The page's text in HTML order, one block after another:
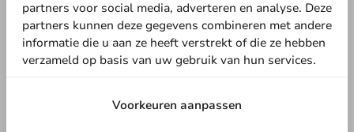
partners voor social media, adverteren en analyse. Deze
partners kunnen deze gegevens combineren met andere
informatie die u aan ze heeft verstrekt of die ze hebben
verzameld op basis van uw gebruik van hun services.
Voorkeuren aanpassen